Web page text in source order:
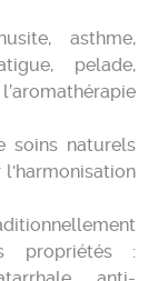
asthme,
pelade,
soins naturels
propriétés :